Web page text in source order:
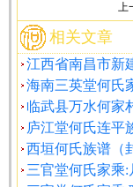
上
相关文章
江西省南昌市新
海南三英堂何氏
临武县万水何家
庐江堂何氏连平
西垣何氏族谱（
三官堂何氏家乘: